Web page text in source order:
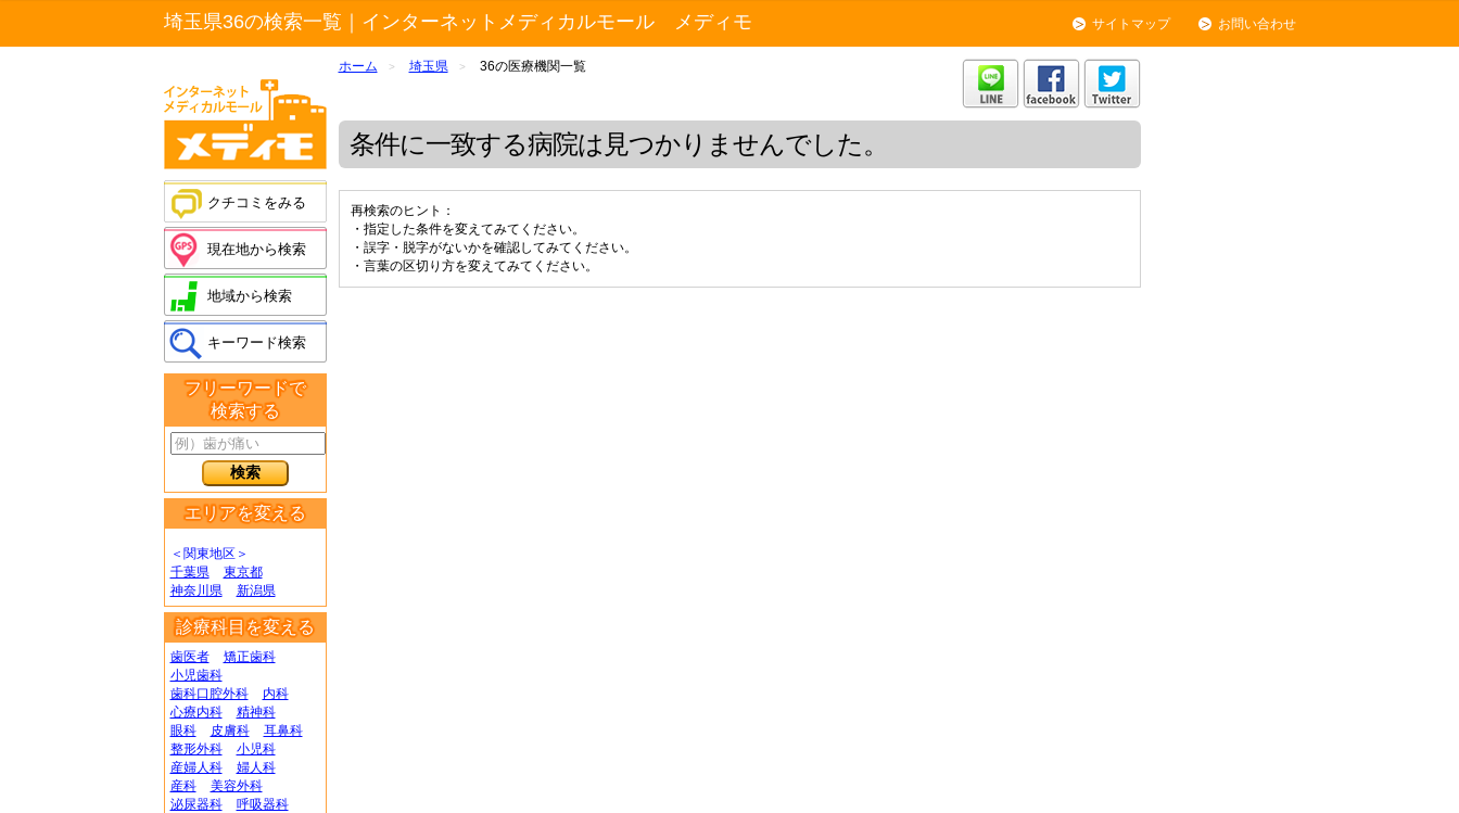
埼玉県36の検索一覧｜インターネットメディカルモール メディモ サイトマップ お問い合わせ
クチコミをみる
現在地から検索
地域から検索
キーワード検索
フリーワードで
検索する
エリアを変える
＜関東地区＞
千葉県
東京都
神奈川県
新潟県
診療科目を変える
歯医者
矯正歯科
小児歯科
歯科口腔外科
内科
心療内科
精神科
眼科
皮膚科
耳鼻科
整形外科
小児科
産婦人科
婦人科
産科
美容外科
泌尿器科
呼吸器科
ホーム > 埼玉県 > 36の医療機関一覧
条件に一致する病院は見つかりませんでした。
再検索のヒント：
・指定した条件を変えてみてください。
・誤字・脱字がないかを確認してみてください。
・言葉の区切り方を変えてみてください。